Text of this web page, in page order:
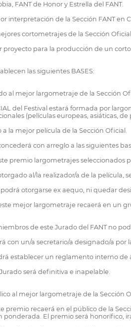
FANT de Honor y Estrella del FANT.
interpretación de la Sección FANT en
cortometrajes de la Sección
proyecto para la producción de un
las siguientes BASES:
al mejor largometraje de la Sección
del Festival estará formada por
(películas europeas, asiáticas,
la mejor película de la Sección Oficial.
con arreglo a las siguientes
premio largometrajes seleccionados
al/la realizador/a de la
otorgarse ex aequo, ni quedar
mejor largometraje recaerá en un
de este Jurado del FANT no
con un/a secretario/a designado/a
establecer un reglamento interno de
será definitiva e inapelable.
al mejor largometraje de la Sección
premio recaerá en el público de la
El premio será honorífico,